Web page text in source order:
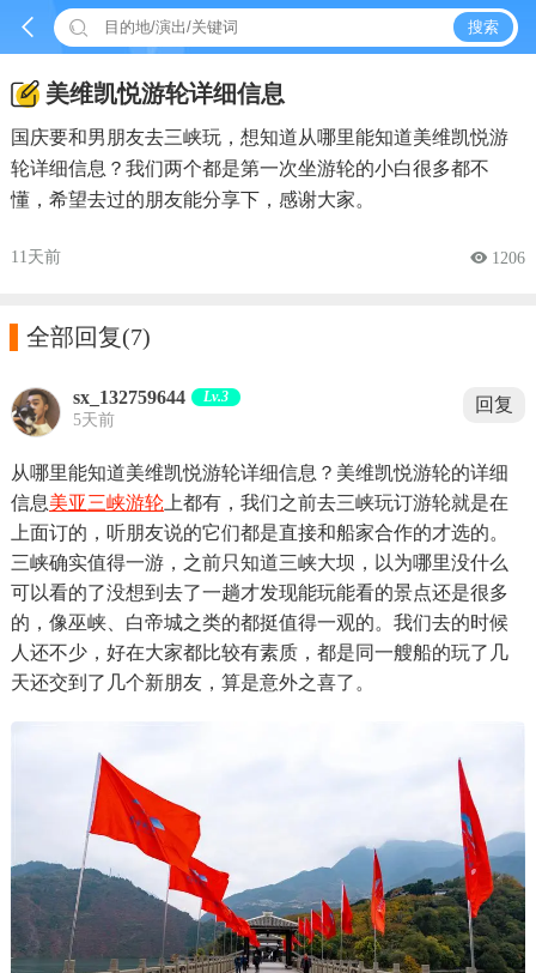
  搜索
美维凯悦游轮详细信息
国庆要和男朋友去三峡玩，想知道从哪里能知道美维凯悦游
轮详细信息？我们两个都是第一次坐游轮的小白很多都不
懂，希望去过的朋友能分享下，感谢大家。
11天前  1206
全部回复(7)
sx_132759644 Lv.3
5天前
回复
从哪里能知道美维凯悦游轮详细信息？美维凯悦游轮的详细
信息美亚三峡游轮上都有，我们之前去三峡玩订游轮就是在
上面订的，听朋友说的它们都是直接和船家合作的才选的。
三峡确实值得一游，之前只知道三峡大坝，以为哪里没什么
可以看的了没想到去了一趟才发现能玩能看的景点还是很多
的，像巫峡、白帝城之类的都挺值得一观的。我们去的时候
人还不少，好在大家都比较有素质，都是同一艘船的玩了几
天还交到了几个新朋友，算是意外之喜了。